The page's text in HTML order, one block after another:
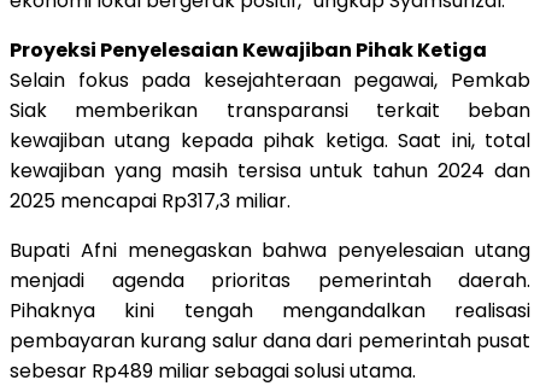
Proyeksi Penyelesaian Kewajiban Pihak Ketiga
Selain fokus pada kesejahteraan pegawai, Pemkab
Siak memberikan transparansi terkait beban
kewajiban utang kepada pihak ketiga. Saat ini, total
kewajiban yang masih tersisa untuk tahun 2024 dan
2025 mencapai Rp317,3 miliar.
Bupati Afni menegaskan bahwa penyelesaian utang
menjadi agenda prioritas pemerintah daerah.
Pihaknya kini tengah mengandalkan realisasi
pembayaran kurang salur dana dari pemerintah pusat
sebesar Rp489 miliar sebagai solusi utama.